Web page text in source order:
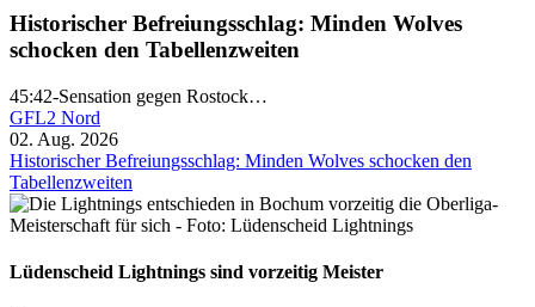
Historischer Befreiungsschlag: Minden Wolves
schocken den Tabellenzweiten
45:42-Sensation gegen Rostock…
GFL2 Nord
02. Aug. 2026
Historischer Befreiungsschlag: Minden Wolves schocken den
Tabellenzweiten
Lüdenscheid Lightnings sind vorzeitig Meister